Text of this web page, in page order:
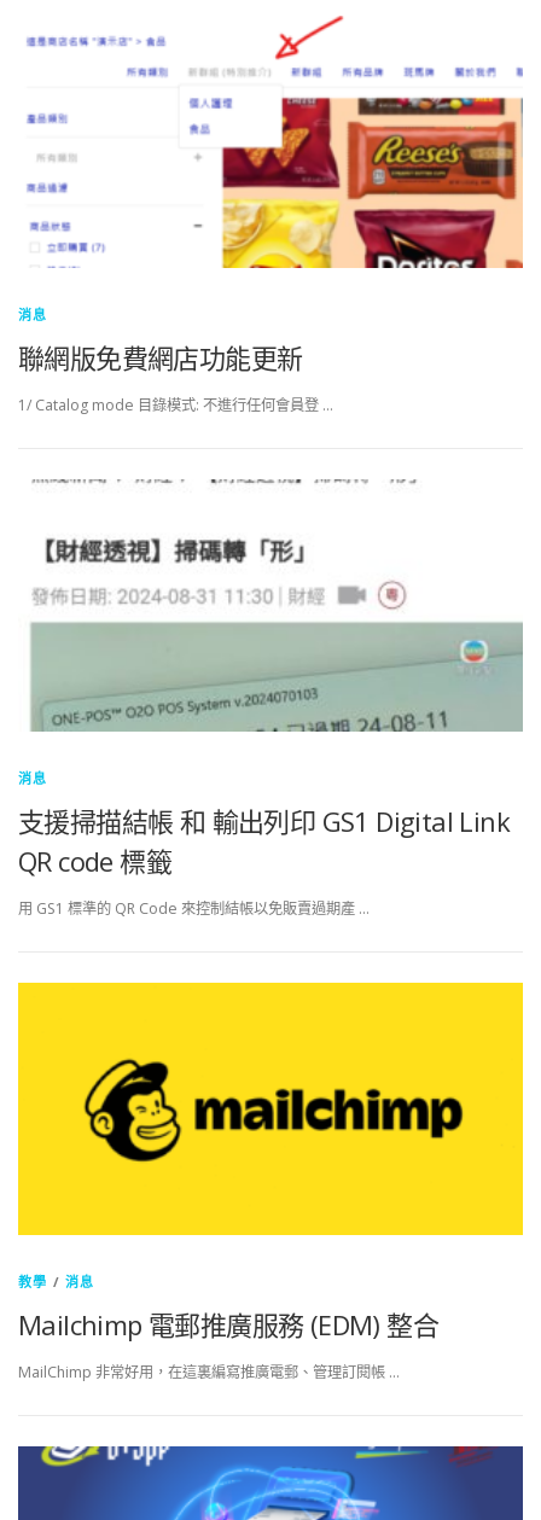
消息
聯網版免費網店功能更新
1/ Catalog mode 目錄模式: 不進行任何會員登 …
消息
支援掃描結帳 和 輸出列印 GS1 Digital Link
QR code 標籤
用 GS1 標準的 QR Code 來控制結帳以免販賣過期產 …
教學 /消息
Mailchimp 電郵推廣服務 (EDM) 整合
MailChimp 非常好用，在這裏編寫推廣電郵、管理訂閱帳 …